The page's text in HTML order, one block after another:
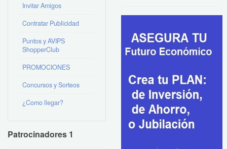
Invitar Amigos
Contratar Publicidad
Puntos y AVIPS
ShopperClub
PROMOCIONES
Concursos y Sorteos
¿Como llegar?
Patrocinadores 1